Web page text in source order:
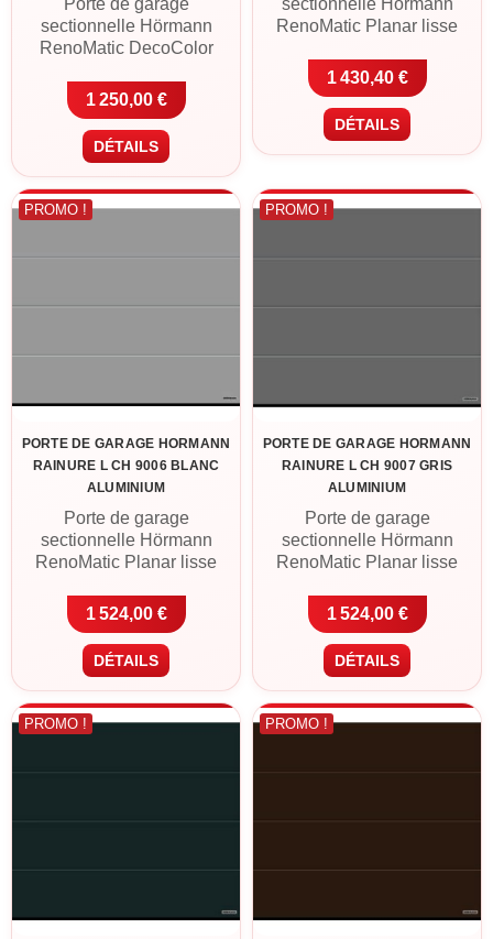
Porte de garage
sectionnelle Hörmann
RenoMatic DecoColor
Panneaux acier double
paroi 42 mm, finition
DecoColor (décor bois
haute définition),
motorisation ProLift 600-2
avec 2 télécommandes
incluse. Livraison France
1 250,00 €
DÉTAILS
sectionnelle Hörmann
RenoMatic Planar lisse
blanc Matt Deluxe.
Panneaux acier double
paroi 42 mm, finition Planar
Matt Deluxe à gorge large,
motorisation ProLift 600-2
incluse. Livraison France
métropolitaine ou retrait à
1 430,40 €
DÉTAILS
PROMO !
PORTE DE GARAGE HORMANN
RAINURE L CH 9006 BLANC
ALUMINIUM
Porte de garage
sectionnelle Hörmann
RenoMatic Planar lisse
aluminium blanc. Panneaux
acier double paroi 42 mm,
finition Planar Matt Deluxe
à gorge large, motorisation
ProLift 600-2 avec 2
télécommandes incluse.
Livraison France
1 524,00 €
DÉTAILS
PROMO !
PORTE DE GARAGE HORMANN
RAINURE L CH 9007 GRIS
ALUMINIUM
Porte de garage
sectionnelle Hörmann
RenoMatic Planar lisse
aluminium gris. Panneaux
acier double paroi 42 mm,
finition Planar Matt Deluxe
à gorge large, motorisation
ProLift 600-2 avec 2
télécommandes incluse.
Livraison France
1 524,00 €
DÉTAILS
PROMO ! PROMO !